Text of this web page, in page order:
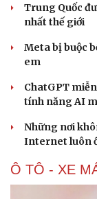
Trung Quốc
nhất thế giới
Meta bị buộc
em
ChatGPT
tính năng AI
Những nơi
Internet luôn
Ô TÔ - XE